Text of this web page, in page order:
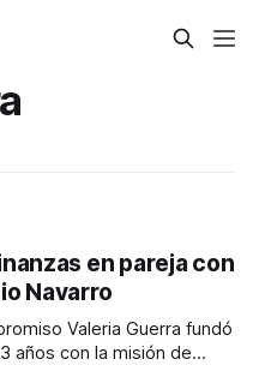
en pareja con
Navarro
fundó
años con la misión de